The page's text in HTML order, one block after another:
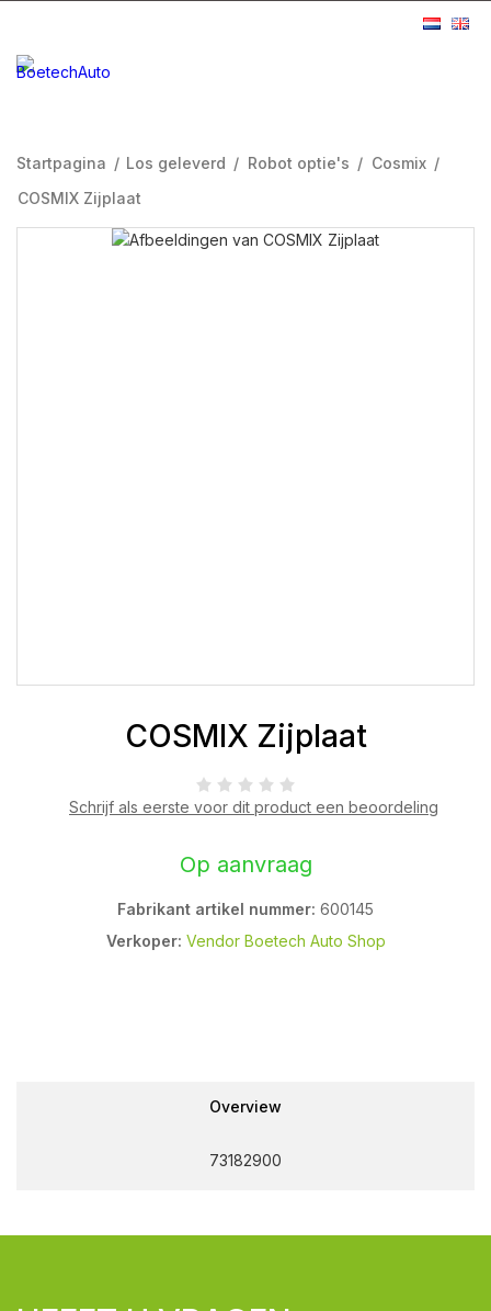
Startpagina / Los geleverd / Robot optie's / Cosmix /
COSMIX Zijplaat
COSMIX Zijplaat
Schrijf als eerste voor dit product een beoordeling
Op aanvraag
Fabrikant artikel nummer: 600145
Verkoper: Vendor Boetech Auto Shop
Overview
73182900